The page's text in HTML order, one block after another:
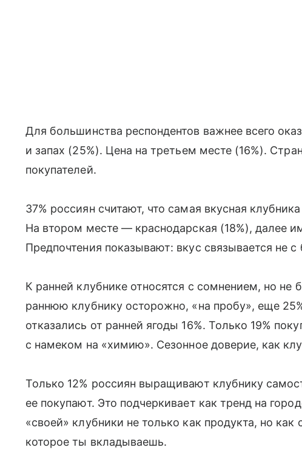
Для большинства респондентов важнее всего
и запах (25%). Цена на третьем месте (16%).
покупателей.
37% россиян считают, что самая вкусная
На втором месте — краснодарская (18%), далее
Предпочтения показывают: вкус связывается не
К ранней клубнике относятся с сомнением, но не
раннюю клубнику осторожно, «на пробу», еще
отказались от ранней ягоды 16%. Только 19%
с намеком на «химию». Сезонное доверие, как
Только 12% россиян выращивают клубнику
ее покупают. Это подчеркивает как тренд на
«своей» клубники не только как продукта, но
которое ты вкладываешь.